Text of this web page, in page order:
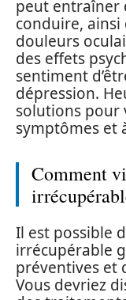
peut entraîner
conduire, ainsi
douleurs
des effets
sentiment
dépression.
solutions pour
symptômes et
Comment
Il est possible
irrécupérable
préventives et
Vous devriez